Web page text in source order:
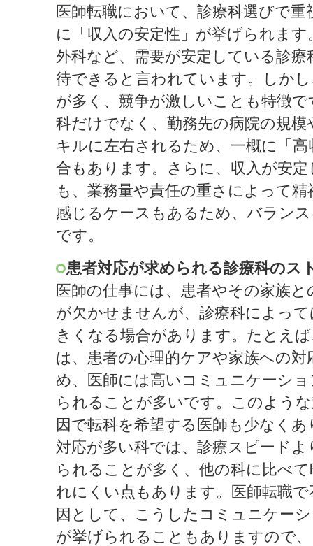
医師転職において、診療科選びで
に「収入の安定性」が挙げられま
外科など、需要が安定している診療
待できると言われています。しか
が多く、競争が激しいことも特徴
科だけでなく、勤務先の病院の規
キルに左右されるため、一概に「
合もあります。さらに、収入が安
も、業務量や責任の重さによって
感じるケースもあるため、バラン
です。
患者対応が求められる診療科のス
医師の仕事には、患者やその家族
が欠かせませんが、診療科によっ
きくなる場合があります。たとえ
は、患者の心理的ケアや家族への
め、医師には高いコミュニケーシ
られることが多いです。このよう
因で転科を希望する医師も少なく
対応が多い科では、診療スピード
られることが多く、他の科に比べ
れにくい点もあります。医師転職
因として、こうしたコミュニケー
が挙げられることもありますので